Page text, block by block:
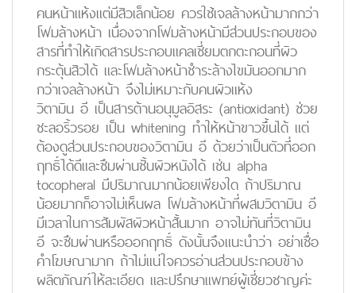
คนหน้าแห้งแต่มีสิวเล็กน้อย ควรใช้เจลล้างหน้ามากกว่า
โฟมล้างหน้า เนื่องจากโฟมล้างหน้ามีส่วนประกอบของ
สารที่ทำให้เกิดสารประกอบแคลเซี่ยมตกตะกอนที่ผิว
กระตุ้นสิวได้ และโฟมล้างหน้าชำระล้างไขมันออกมาก
กว่าเจลล้างหน้า จึงไม่เหมาะกับคนผิวแห้ง
วิตามิน อี เป็นสารต้านอนุมูลอิสระ (antioxidant) ช่วย
ชะลอริ้วรอย เป็น whitening ทำให้หน้าขาวขึ้นได้ แต่
ต้องดูส่วนประกอบของวิตามิน อี ด้วยว่าเป็นตัวที่ออก
ฤทธิ์ได้ดีและซึมผ่านชั้นผิวหนังได้ เช่น alpha
tocopheral มีปริมาณมากน้อยเพียงใด ถ้าปริมาณ
น้อยมากก็อาจไม่เห็นผล โฟมล้างหน้าที่ผสมวิตามิน อี
มีเวลาในการสัมผัสผิวหน้าสั้นมาก อาจไม่ทันที่วิตามิน
อี จะซึมผ่านหรือออกฤทธิ์ ดังนั้นจึงแนะนำว่า อย่าเชื่อ
คำโฆษณามาก ถ้าไม่แน่ใจควรอ่านส่วนประกอบข้าง
ผลิตภัณฑ์ให้ละเอียด และปรึกษาแพทย์ผู้เชี่ยวชาญค่ะ